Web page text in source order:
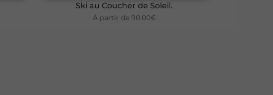
Ski au Coucher de Soleil.
À partir de 90,00€